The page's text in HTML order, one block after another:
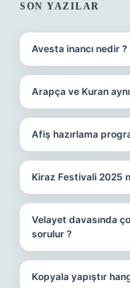
SON YAZILAR
Avesta inancı nedir ?
Arapça ve Kuran aynı
Afiş hazırlama
Kiraz Festivali 2025
Velayet davasında
sorulur ?
Kopyala yapıştır